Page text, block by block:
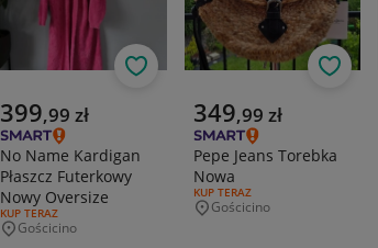
Aktualna cena
399,99 zł
No Name Kardigan
Płaszcz Futerkowy
Nowy Oversize
RODZAJ OFERTY:
KUP TERAZ
Miejscowość
Gościcino
Obserwuj
Aktualna cena
349,99 zł
Pepe Jeans Torebka
Nowa
RODZAJ OFERTY:
KUP TERAZ
Miejscowość
Gościcino